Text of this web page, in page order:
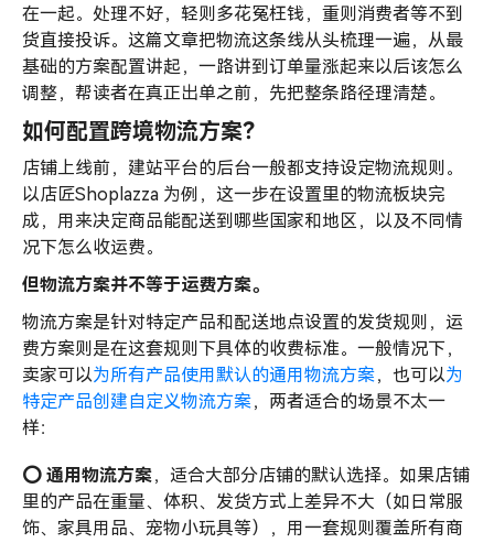
在一起。处理不好，轻则多花冤枉钱，重则消费者等不到
货直接投诉。这篇文章把物流这条线从头梳理一遍，从最
基础的方案配置讲起，一路讲到订单量涨起来以后该怎么
调整，帮读者在真正出单之前，先把整条路径理清楚。
如何配置跨境物流方案？
店铺上线前，建站平台的后台一般都支持设定物流规则。
以店匠Shoplazza 为例，这一步在设置里的物流板块完
成，用来决定商品能配送到哪些国家和地区，以及不同情
况下怎么收运费。
但物流方案并不等于运费方案。
物流方案是针对特定产品和配送地点设置的发货规则，运
费方案则是在这套规则下具体的收费标准。一般情况下，
卖家可以为所有产品使用默认的通用物流方案，也可以为
特定产品创建自定义物流方案，两者适合的场景不太一
样：
⭕️ 通用物流方案，适合大部分店铺的默认选择。如果店铺
里的产品在重量、体积、发货方式上差异不大（如日常服
饰、家具用品、宠物小玩具等），用一套规则覆盖所有商